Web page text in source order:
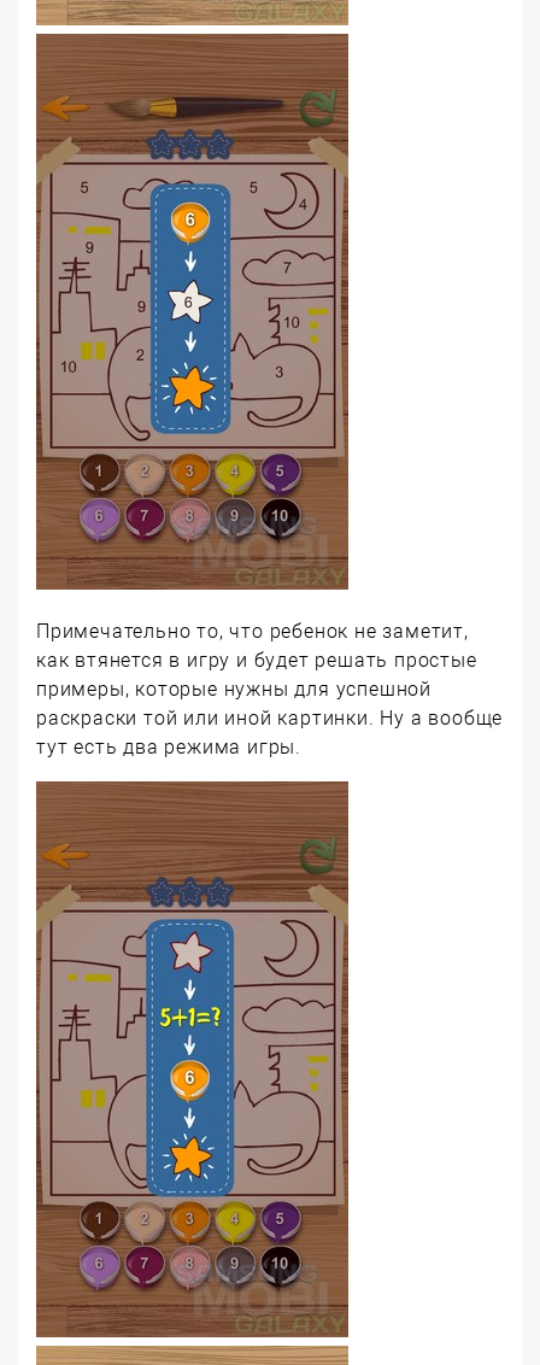
Примечательно то, что ребенок не заметит,
как втянется в игру и будет решать простые
примеры, которые нужны для успешной
раскраски той или иной картинки. Ну а вообще
тут есть два режима игры.